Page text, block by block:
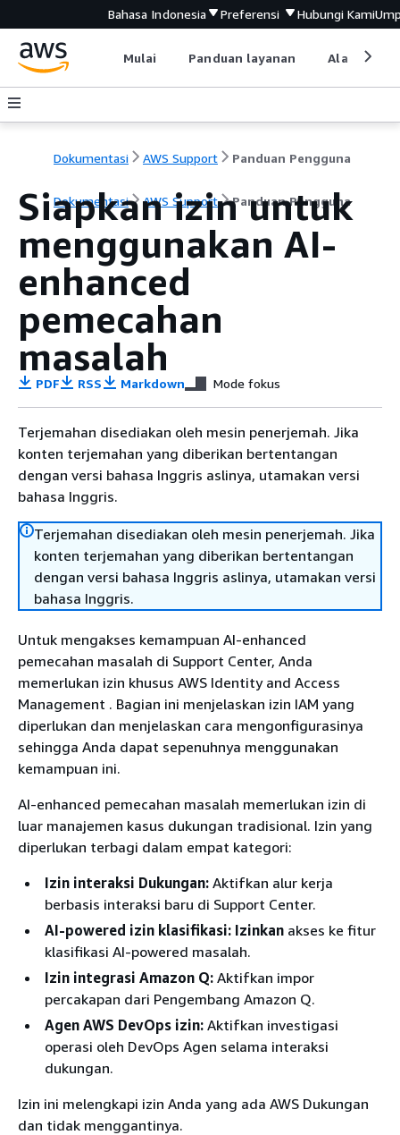
Bahasa Indonesia Preferensi Hubungi Kami
Mulai Panduan layanan Alat
Dokumentasi AWS Support Panduan Pengguna
Dokumentasi AWS Support Panduan Pengguna
Siapkan izin untuk
menggunakan AI-
enhanced
pemecahan
masalah
PDF RSS Markdown Mode fokus
Terjemahan disediakan oleh mesin penerjemah. Jika
konten terjemahan yang diberikan bertentangan
dengan versi bahasa Inggris aslinya, utamakan versi
bahasa Inggris.
Terjemahan disediakan oleh mesin penerjemah. Jika
konten terjemahan yang diberikan bertentangan
dengan versi bahasa Inggris aslinya, utamakan versi
bahasa Inggris.
Untuk mengakses kemampuan AI-enhanced
pemecahan masalah di Support Center, Anda
memerlukan izin khusus AWS Identity and Access
Management . Bagian ini menjelaskan izin IAM yang
diperlukan dan menjelaskan cara mengonfigurasinya
sehingga Anda dapat sepenuhnya menggunakan
kemampuan ini.
AI-enhanced pemecahan masalah memerlukan izin di
luar manajemen kasus dukungan tradisional. Izin yang
diperlukan terbagi dalam empat kategori:
Izin interaksi Dukungan: Aktifkan alur kerja
berbasis interaksi baru di Support Center.
AI-powered izin klasifikasi: Izinkan akses ke fitur
klasifikasi AI-powered masalah.
Izin integrasi Amazon Q: Aktifkan impor
percakapan dari Pengembang Amazon Q.
Agen AWS DevOps izin: Aktifkan investigasi
operasi oleh DevOps Agen selama interaksi
dukungan.
Izin ini melengkapi izin Anda yang ada AWS Dukungan
dan tidak menggantinya.